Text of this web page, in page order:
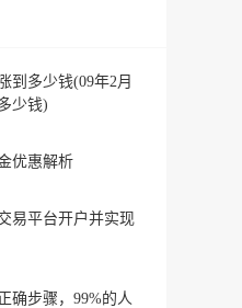
到多少钱(09年2月
少钱)
优惠解析
易平台开户并实现
确步骤，99%的人